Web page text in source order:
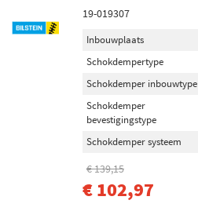
Schokdemper inbouwtype
Veerpootresorptie (46)
Veerdragende schokdemper (24)
Telescoop-schokdemper (17)
Veerpoot (7)
Dempermodule (3)
Schokdemper bevestigingstype
19-019307
Inbouwplaats
Schokdempertype
Schokdemper inbouwtype
Schokdemper
bevestigingstype
Schokdemper systeem
€ 139,15
€ 102,97